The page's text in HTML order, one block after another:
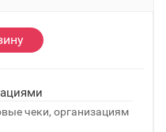
чеки, организациям